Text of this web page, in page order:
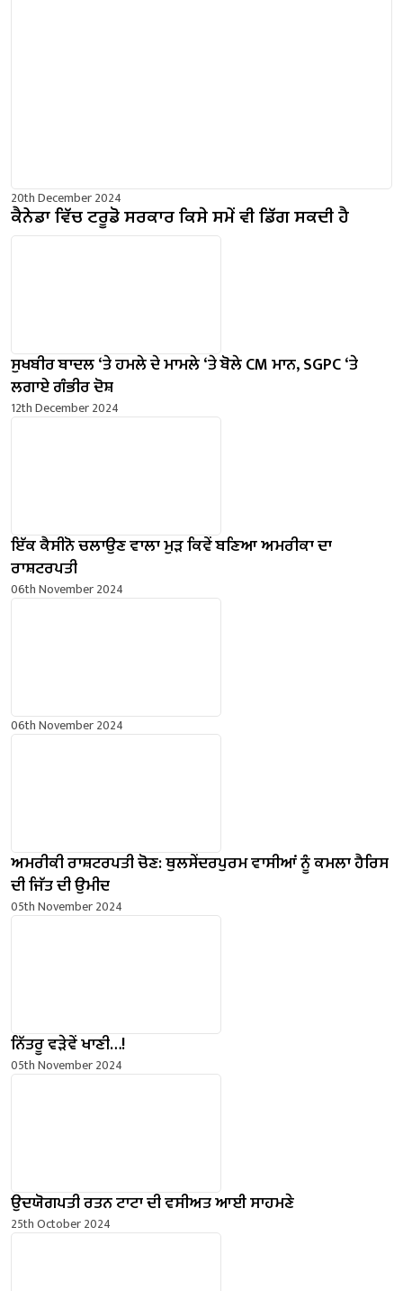
20th December 2024
ਕੈਨੇਡਾ ਵਿੱਚ ਟਰੂਡੋ ਸਰਕਾਰ ਕਿਸੇ ਸਮੇਂ ਵੀ ਡਿੱਗ ਸਕਦੀ ਹੈ
ਸੁਖਬੀਰ ਬਾਦਲ ‘ਤੇ ਹਮਲੇ ਦੇ ਮਾਮਲੇ ‘ਤੇ ਬੋਲੇ ​​CM ਮਾਨ, SGPC ‘ਤੇ
ਲਗਾਏ ਗੰਭੀਰ ਦੋਸ਼
12th December 2024
ਇੱਕ ਕੈਸੀਨੋ ਚਲਾਉਣ ਵਾਲਾ ਮੁੜ ਕਿਵੇਂ ਬਣਿਆ ਅਮਰੀਕਾ ਦਾ
ਰਾਸ਼ਟਰਪਤੀ
06th November 2024
06th November 2024
ਅਮਰੀਕੀ ਰਾਸ਼ਟਰਪਤੀ ਚੋਣ: ਥੁਲਸੇਂਦਰਪੁਰਮ ਵਾਸੀਆਂ ਨੂੰ ਕਮਲਾ ਹੈਰਿਸ
ਦੀ ਜਿੱਤ ਦੀ ਉਮੀਦ
05th November 2024
ਨਿੱਤਰੂ ਵੜੇਵੇਂ ਖਾਣੀ…!
05th November 2024
ਉਦਯੋਗਪਤੀ ਰਤਨ ਟਾਟਾ ਦੀ ਵਸੀਅਤ ਆਈ ਸਾਹਮਣੇ
25th October 2024